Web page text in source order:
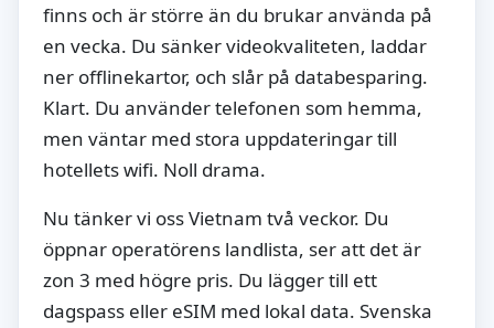
finns och är större än du brukar använda på
en vecka. Du sänker videokvaliteten, laddar
ner offlinekartor, och slår på databesparing.
Klart. Du använder telefonen som hemma,
men väntar med stora uppdateringar till
hotellets wifi. Noll drama.
Nu tänker vi oss Vietnam två veckor. Du
öppnar operatörens landlista, ser att det är
zon 3 med högre pris. Du lägger till ett
dagspass eller eSIM med lokal data. Svenska